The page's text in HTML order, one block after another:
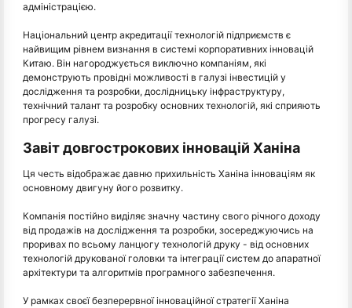
адміністрацією.
Національний центр акредитації технологій підприємств є
найвищим рівнем визнання в системі корпоративних інновацій
Китаю. Він нагороджується виключно компаніям, які
демонструють провідні можливості в галузі інвестицій у
дослідження та розробки, дослідницьку інфраструктуру,
технічний талант та розробку основних технологій, які сприяють
прогресу галузі.
Завіт довгострокових інновацій Ханіна
Ця честь відображає давню прихильність Ханіна інноваціям як
основному двигуну його розвитку.
Компанія постійно виділяє значну частину свого річного доходу
від продажів на дослідження та розробки, зосереджуючись на
проривах по всьому ланцюгу технологій друку - від основних
технологій друкованої головки та інтеграції систем до апаратної
архітектури та алгоритмів програмного забезпечення.
У рамках своєї безперервної інноваційної стратегії Ханіна